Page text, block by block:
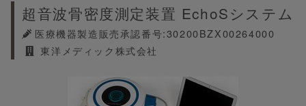
超音波骨密度測定装置 EchoSシステム
医療機器製造販売承認番号:30200BZX00264000
東洋メディック株式会社